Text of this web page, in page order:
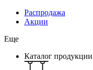
Распродажа
Акции
Еще
Каталог продукции